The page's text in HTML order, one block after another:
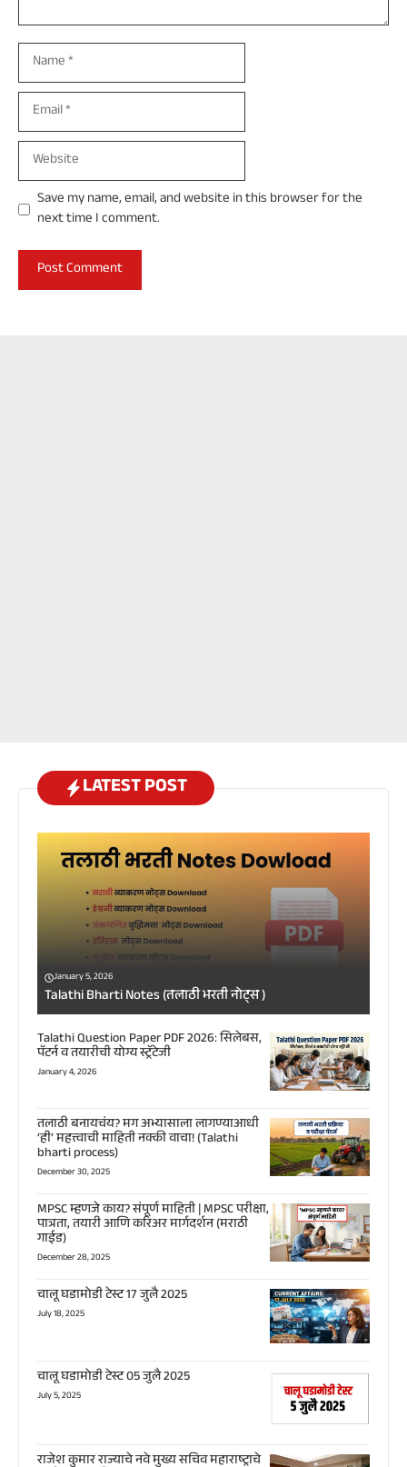
Name
Email
Website
Save my name, email, and website in this browser for the
next time I comment.
LATEST POST
January 5, 2026
Talathi Bharti Notes (तलाठी भरती नोट्स )
Talathi Question Paper PDF 2026: सिलेबस,
पॅटर्न व तयारीची योग्य स्ट्रॅटेजी
January 4, 2026
तलाठी बनायचंय? मग अभ्यासाला लागण्याआधी
‘ही’ महत्त्वाची माहिती नक्की वाचा! (Talathi
bharti process)
December 30, 2025
MPSC म्हणजे काय? संपूर्ण माहिती | MPSC परीक्षा,
पात्रता, तयारी आणि करिअर मार्गदर्शन (मराठी
गाईड)
December 28, 2025
चालू घडामोडी टेस्ट 17 जुलै 2025
July 18, 2025
चालू घडामोडी टेस्ट 05 जुलै 2025
July 5, 2025
राजेश कुमार राज्याचे नवे मुख्य सचिव महाराष्ट्राचे